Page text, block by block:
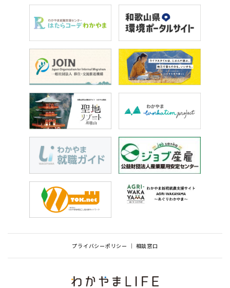
プライバシーポリシー 相談窓口